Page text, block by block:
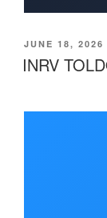
POSTED
ON
JUNE 18, 2026
INRV